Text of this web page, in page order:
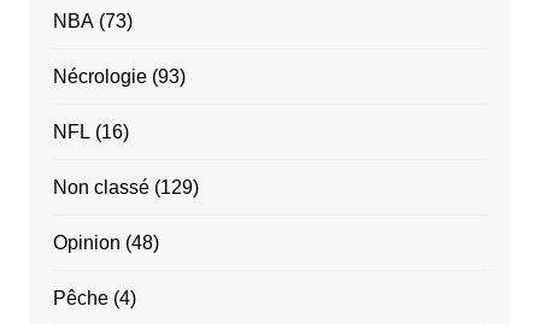
NBA(73)
Nécrologie(93)
NFL (16)
Non classé(129)
Opinion (48)
Pêche(4)